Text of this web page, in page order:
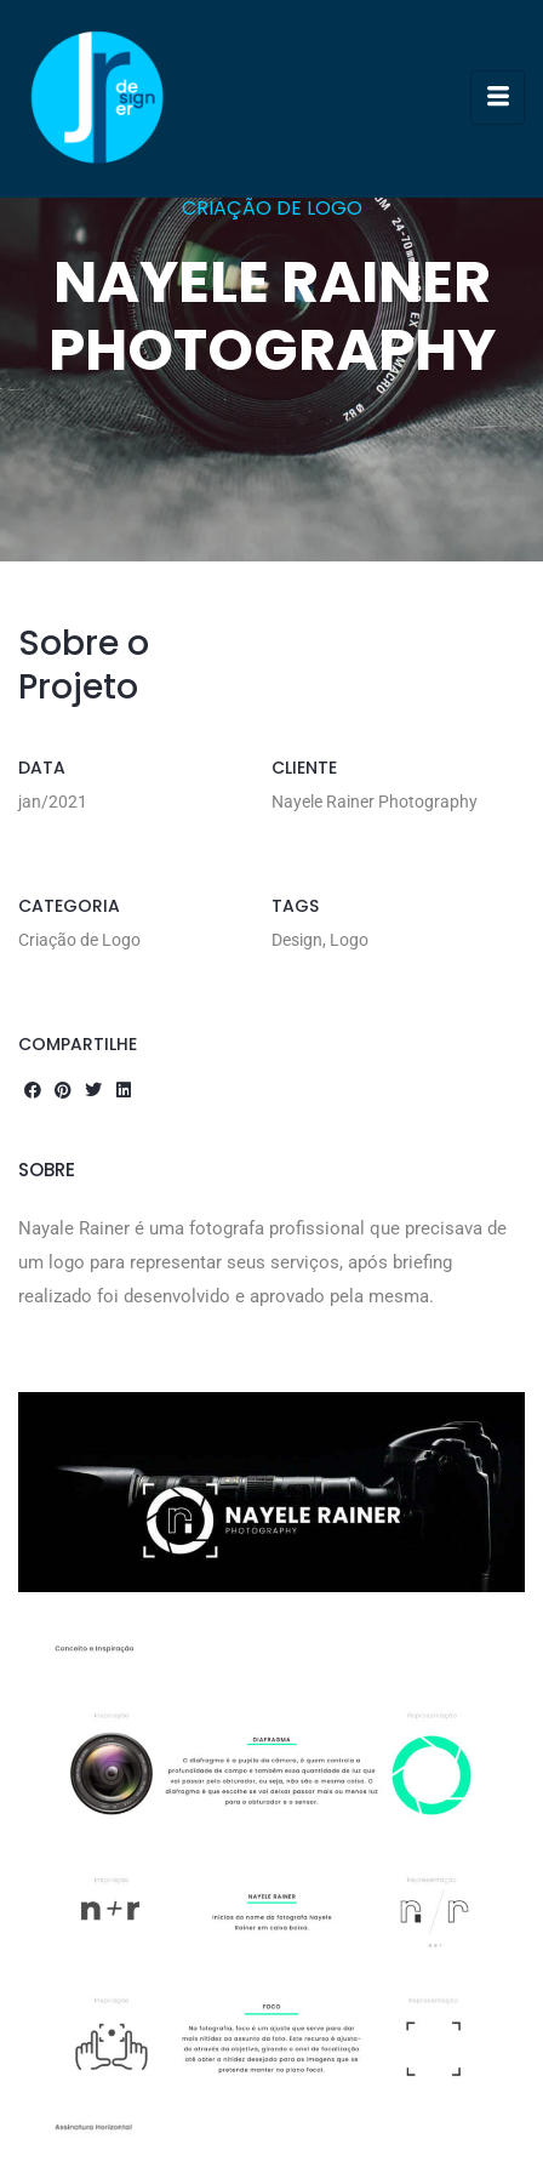
CRIAÇÃO DE LOGO
NAYELE RAINER
PHOTOGRAPHY
Sobre o
Projeto
DATA
jan/2021
CLIENTE
Nayele Rainer Photography
CATEGORIA
Criação de Logo
TAGS
Design, Logo
COMPARTILHE
SOBRE
Nayale Rainer é uma fotografa profissional que precisava de
um logo para representar seus serviços, após briefing
realizado foi desenvolvido e aprovado pela mesma.